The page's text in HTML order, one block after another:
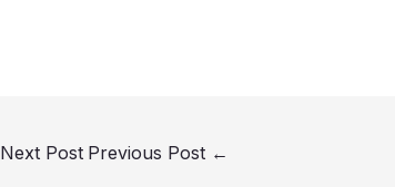
←
Next Post